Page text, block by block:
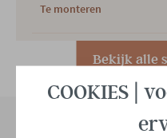
Bekijk alle
Te monteren
COOKIES |